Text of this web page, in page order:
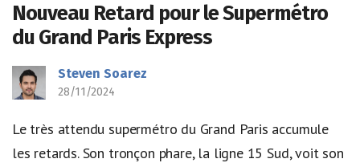
Nouveau Retard pour le Supermétro
du Grand Paris Express
Steven Soarez
28/11/2024
Le très attendu supermétro du Grand Paris accumule
les retards. Son tronçon phare, la ligne 15 Sud, voit son